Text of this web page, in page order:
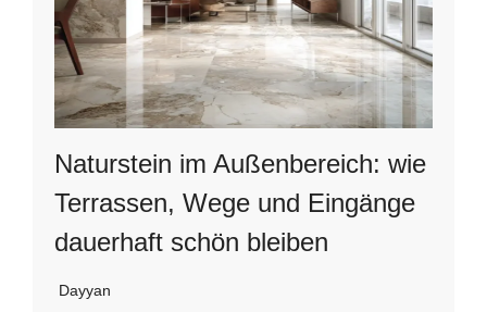
Naturstein im Außenbereich: wie
Terrassen, Wege und Eingänge
dauerhaft schön bleiben
Dayyan